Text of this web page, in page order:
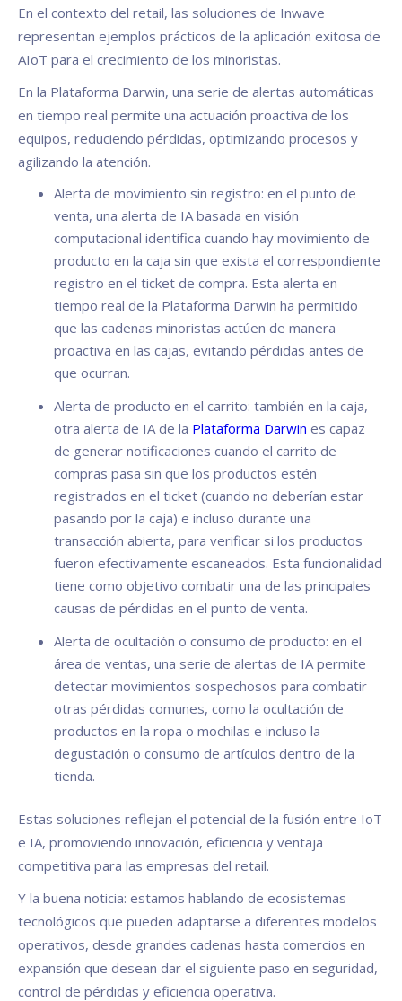
En el contexto del retail, las soluciones de Inwave
representan ejemplos prácticos de la aplicación exitosa de
AIoT para el crecimiento de los minoristas.
En la Plataforma Darwin, una serie de alertas automáticas
en tiempo real permite una actuación proactiva de los
equipos, reduciendo pérdidas, optimizando procesos y
agilizando la atención.
Alerta de movimiento sin registro: en el punto de
venta, una alerta de IA basada en visión
computacional identifica cuando hay movimiento de
producto en la caja sin que exista el correspondiente
registro en el ticket de compra. Esta alerta en
tiempo real de la Plataforma Darwin ha permitido
que las cadenas minoristas actúen de manera
proactiva en las cajas, evitando pérdidas antes de
que ocurran.
Alerta de producto en el carrito: también en la caja,
otra alerta de IA de la Plataforma Darwin es capaz
de generar notificaciones cuando el carrito de
compras pasa sin que los productos estén
registrados en el ticket (cuando no deberían estar
pasando por la caja) e incluso durante una
transacción abierta, para verificar si los productos
fueron efectivamente escaneados. Esta funcionalidad
tiene como objetivo combatir una de las principales
causas de pérdidas en el punto de venta.
Alerta de ocultación o consumo de producto: en el
área de ventas, una serie de alertas de IA permite
detectar movimientos sospechosos para combatir
otras pérdidas comunes, como la ocultación de
productos en la ropa o mochilas e incluso la
degustación o consumo de artículos dentro de la
tienda.
Estas soluciones reflejan el potencial de la fusión entre IoT
e IA, promoviendo innovación, eficiencia y ventaja
competitiva para las empresas del retail.
Y la buena noticia: estamos hablando de ecosistemas
tecnológicos que pueden adaptarse a diferentes modelos
operativos, desde grandes cadenas hasta comercios en
expansión que desean dar el siguiente paso en seguridad,
control de pérdidas y eficiencia operativa.